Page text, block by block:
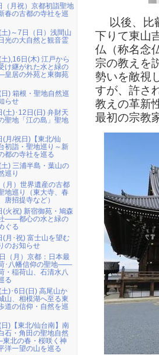
以後、比
下りて東山
仏（称名念
宗の教えを
勢いを敵視
すが、許さ
教えの革新
最初の宗教
（月祝）京都初詣聖地
春の古都の寺社を巡
)～7日（日）浅間山
光の大自然と観音霊
),16日(木) 江戸から
け継がれた水と緑の
居の外苑と東御苑
) 箱根・聖地自然巡
らせ
(土)･12日(日) 弁財天
聖地「江の島」聖地
(月/祝日)【東北/仙
初詣・聖地巡り～新
都の寺社を巡る
) 三浦半島・葉山の
巡り
月）世界遺産の古都
地巡り（東大寺、春
唐招提寺など）
(火祝) 新宿御苑・鳩森
――都心の水と緑の
ぐる
(月･祝) 富士山を望む
のお知らせ
（月）京都：日本最
･八幡信仰の聖地――
・稲荷山、石清水八
る
)･6日(日) 高尾山か
山、相模湖へ至る東
道の信仰・自然を巡
)【東北/仙台南】南
石・角田の聖地自然
東北の春・桜咲く神
洋一望の山を巡る